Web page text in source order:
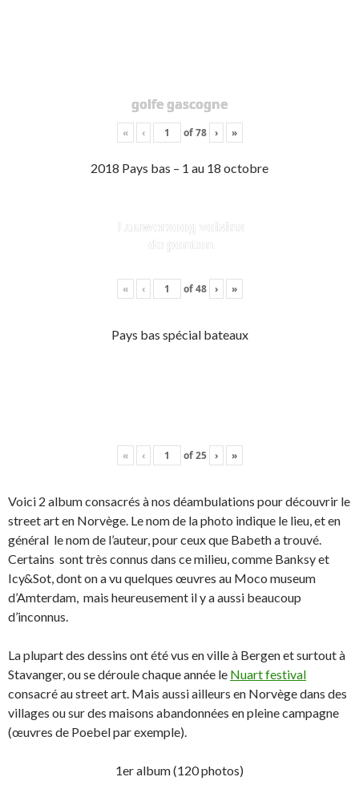
golfe gascogne
« ‹ of78 › »
2018 Pays bas – 1 au 18 octobre
Lauwersoog voisins
de ponton
« ‹ of48 › »
Pays bas spécial bateaux
« ‹ of25 › »
Voici 2 album consacrés à nos déambulations pour découvrir le
street art en Norvège. Le nom de la photo indique le lieu, et en
général le nom de l’auteur, pour ceux que Babeth a trouvé.
Certains sont très connus dans ce milieu, comme Banksy et
Icy&Sot, dont on a vu quelques œuvres au Moco museum
d’Amterdam, mais heureusement il y a aussi beaucoup
d’inconnus.
La plupart des dessins ont été vus en ville à Bergen et surtout à
Stavanger, ou se déroule chaque année le Nuart festival
consacré au street art. Mais aussi ailleurs en Norvège dans des
villages ou sur des maisons abandonnées en pleine campagne
(œuvres de Poebel par exemple).
1er album (120 photos)